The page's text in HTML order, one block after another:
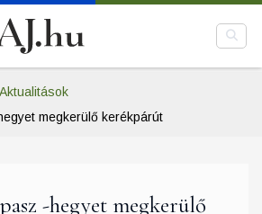
Aktualitások
megkerülő kerékpárút
-hegyet megkerülő